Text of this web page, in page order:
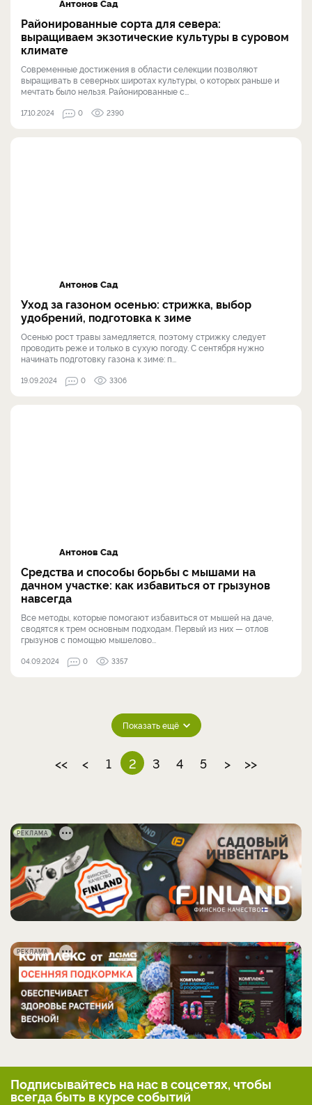
Антонов Сад
Районированные сорта для севера:
выращиваем экзотические культуры в суровом
климате
Современные достижения в области селекции позволяют
выращивать в северных широтах культуры, о которых раньше и
мечтать было нельзя. Районированные с...
17.10.2024 0 2390
Антонов Сад
Уход за газоном осенью: стрижка, выбор
удобрений, подготовка к зиме
Осенью рост травы замедляется, поэтому стрижку следует
проводить реже и только в сухую погоду. С сентября нужно
начинать подготовку газона к зиме: п...
19.09.2024 0 3306
Антонов Сад
Средства и способы борьбы с мышами на
дачном участке: как избавиться от грызунов
навсегда
Все методы, которые помогают избавиться от мышей на даче,
сводятся к трем основным подходам. Первый из них — отлов
грызунов с помощью мышелово...
04.09.2024 0 3357
Показать ещё
<< < 1 2 3 4 5 > >>
РЕКЛАМА
РЕКЛАМА
Подписывайтесь на нас в соцсетях, чтобы
всегдабыть в курсе событий